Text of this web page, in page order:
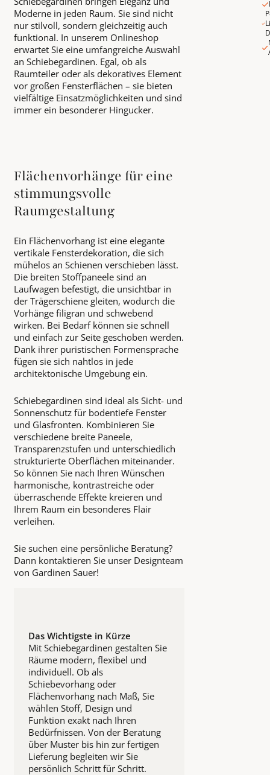
Moderne in jeden Raum. Sie sind nicht
nur stilvoll, sondern gleichzeitig auch
funktional. In unserem Onlineshop
erwartet Sie eine umfangreiche Auswahl
an Schiebegardinen. Egal, ob als
Raumteiler oder als dekoratives Element
vor großen Fensterflächen – sie bieten
vielfältige Einsatzmöglichkeiten und sind
immer ein besonderer Hingucker.
Flächenvorhänge für eine
stimmungsvolle
Raumgestaltung
Ein Flächenvorhang ist eine elegante
vertikale Fensterdekoration, die sich
mühelos an Schienen verschieben lässt.
Die breiten Stoffpaneele sind an
Laufwagen befestigt, die unsichtbar in
der Trägerschiene gleiten, wodurch die
Vorhänge filigran und schwebend
wirken. Bei Bedarf können sie schnell
und einfach zur Seite geschoben werden.
Dank ihrer puristischen Formensprache
fügen sie sich nahtlos in jede
architektonische Umgebung ein.
Schiebegardinen sind ideal als Sicht- und
Sonnenschutz für bodentiefe Fenster
und Glasfronten. Kombinieren Sie
verschiedene breite Paneele,
Transparenzstufen und unterschiedlich
strukturierte Oberflächen miteinander.
So können Sie nach Ihren Wünschen
harmonische, kontrastreiche oder
überraschende Effekte kreieren und
Ihrem Raum ein besonderes Flair
verleihen.
Sie suchen eine persönliche Beratung?
Dann kontaktieren Sie unser Designteam
von Gardinen Sauer!
Das Wichtigste in Kürze
Mit Schiebegardinen gestalten Sie
Räume modern, flexibel und
individuell. Ob als
Schiebevorhang oder
Flächenvorhang nach Maß, Sie
wählen Stoff, Design und
Funktion exakt nach Ihren
Bedürfnissen. Von der Beratung
über Muster bis hin zur fertigen
Lieferung begleiten wir Sie
persönlich Schritt für Schritt.